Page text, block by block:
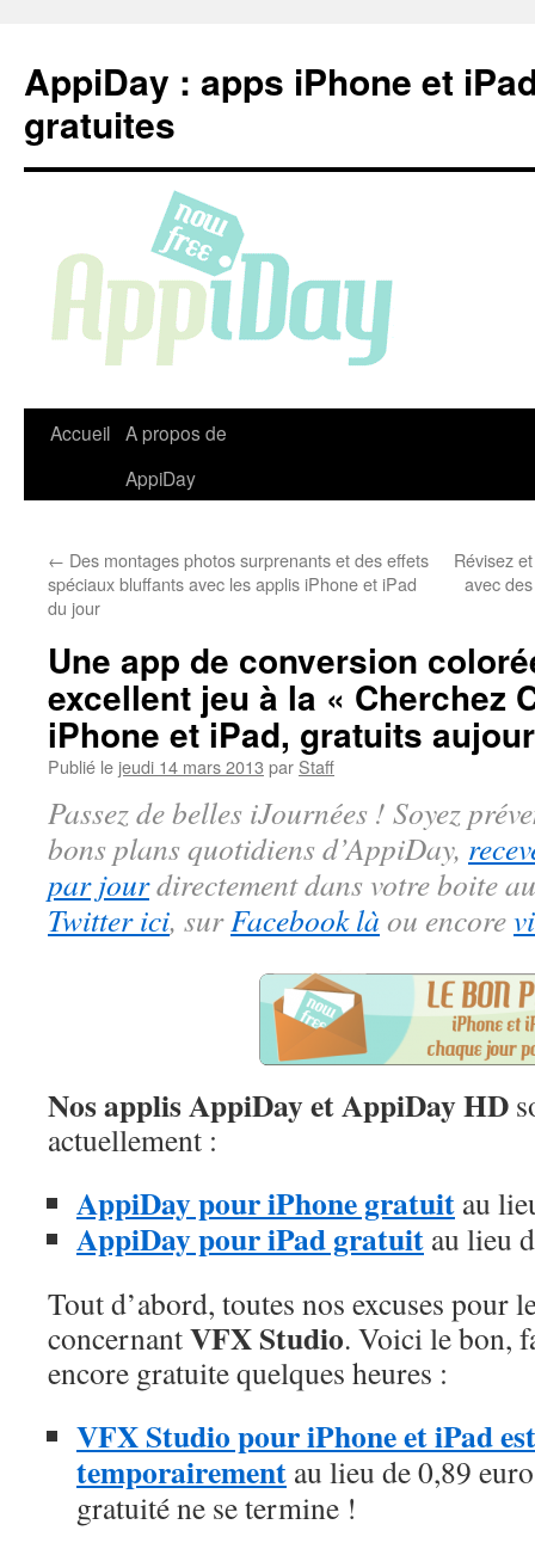
contenu
AppiDay : apps iPhone et
gratuites
Accueil A propos de
AppiDay
← Des montages photos surprenants et des effets
spéciaux bluffants avec les applis iPhone et iPad
du jour
Révisez
avec
Une app de conversion
excellent jeu à la « Cherchez
iPhone et iPad, gratuits
Publié le jeudi 14 mars 2013 par Staff
Passez de belles iJournées ! Soyez
bons plans quotidiens d’AppiDay,
par jourdirectement dans votre boite
Twitter ici, surFacebook là ou encore
Nos applis AppiDay et AppiDay HD
actuellement :
AppiDay pour iPhone gratuit au
AppiDay pour iPad gratuit au lieu
Tout d’abord, toutes nos excuses pour
concernantVFX Studio. Voici le bon,
encore gratuite quelques heures :
VFX Studio pour iPhone et iPad
temporairement au lieu de 0,89
gratuité ne se termine !